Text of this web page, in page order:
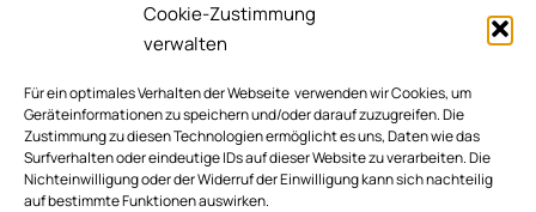
Cookie-Zustimmung
verwalten
Für ein optimales Verhalten der Webseite verwenden wir Cookies, um
Geräteinformationen zu speichern und/oder darauf zuzugreifen. Die
Zustimmung zu diesen Technologien ermöglicht es uns, Daten wie das
Surfverhalten oder eindeutige IDs auf dieser Website zu verarbeiten. Die
Nichteinwilligung oder der Widerruf der Einwilligung kann sich nachteilig
auf bestimmte Funktionen auswirken.
Keine bevorstehenden Veranstaltungen